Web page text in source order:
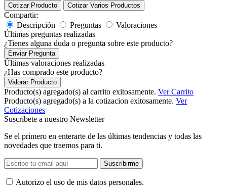
Cotizar Producto Cotizar Varios Productos
Compartir:
Descripción
Preguntas
Valoraciones
Últimas preguntas realizadas
¿Tienes alguna duda o pregunta sobre este producto?
Enviar Pregunta
Últimas valoraciones realizadas
¿Has comprado este producto?
Valorar Producto
Producto(s) agregado(s) al carrito exitosamente. Ver Carrito
Producto(s) agregado(s) a la cotizacion exitosamente. Ver
Cotizaciones
Suscríbete a nuestro Newsletter
Se el primero en enterarte de las últimas tendencias y todas las
novedades que traemos para ti.
Suscribirme
Autorizo ​​el uso de mis datos personales.